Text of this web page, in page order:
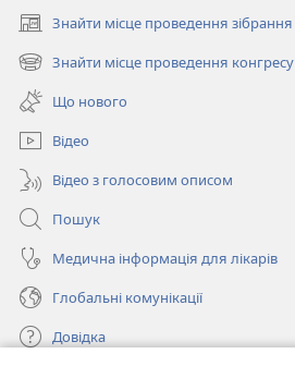
Знайти місце проведення зібрання
(відкривається
у
новому
вікні)
Знайти місце проведення конгресу
(відкривається
новому
вікні)
Що нового
Відео
Відео з голосовим описом
Пошук
Медична інформація для лікарів
Глобальні комунікації
Довідка